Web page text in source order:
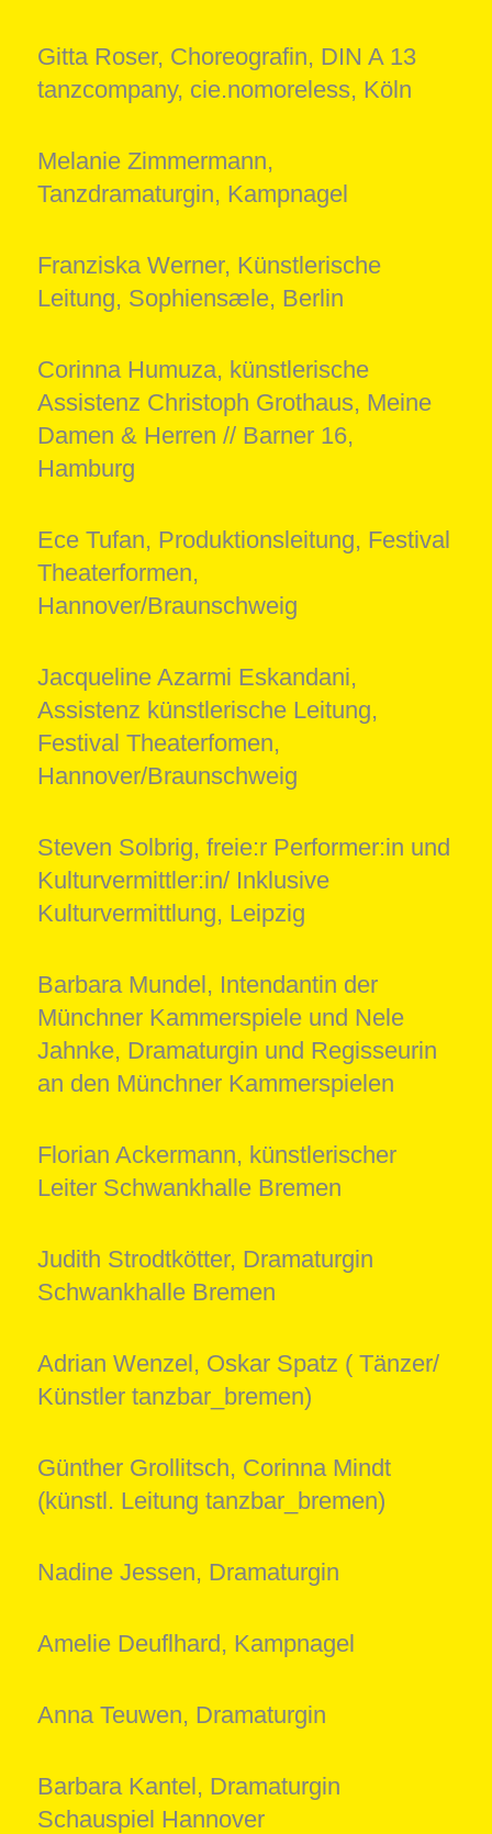
Gitta Roser, Choreografin, DIN A 13
tanzcompany, cie.nomoreless, Köln
Melanie Zimmermann,
Tanzdramaturgin, Kampnagel
Franziska Werner, Künstlerische
Leitung, Sophiensæle, Berlin
Corinna Humuza, künstlerische
Assistenz Christoph Grothaus, Meine
Damen & Herren // Barner 16,
Hamburg
Ece Tufan, Produktionsleitung, Festival
Theaterformen,
Hannover/Braunschweig
Jacqueline Azarmi Eskandani,
Assistenz künstlerische Leitung,
Festival Theaterfomen,
Hannover/Braunschweig
Steven Solbrig, freie:r Performer:in und
Kulturvermittler:in/ Inklusive
Kulturvermittlung, Leipzig
Barbara Mundel, Intendantin der
Münchner Kammerspiele und Nele
Jahnke, Dramaturgin und Regisseurin
an den Münchner Kammerspielen
Florian Ackermann, künstlerischer
Leiter Schwankhalle Bremen
Judith Strodtkötter, Dramaturgin
Schwankhalle Bremen
Adrian Wenzel, Oskar Spatz ( Tänzer/
Künstler tanzbar_bremen)
Günther Grollitsch, Corinna Mindt
(künstl. Leitung tanzbar_bremen)
Nadine Jessen, Dramaturgin
Amelie Deuflhard, Kampnagel
Anna Teuwen, Dramaturgin
Barbara Kantel, Dramaturgin
Schauspiel Hannover